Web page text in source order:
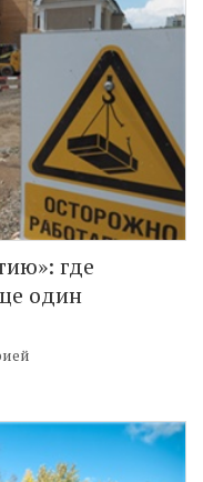
где
один